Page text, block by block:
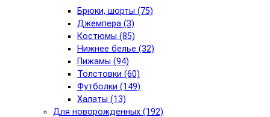
Брюки, шорты (75)
Джемпера (3)
Костюмы (85)
Нижнее белье (32)
Пижамы (94)
Толстовки (60)
Футболки (149)
Халаты (13)
Для новорожденных (192)